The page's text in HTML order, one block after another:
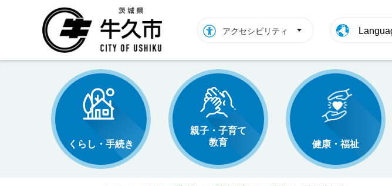
アクセシビリティ
くらし・手続き
親子・子育て
教育
健康・福祉